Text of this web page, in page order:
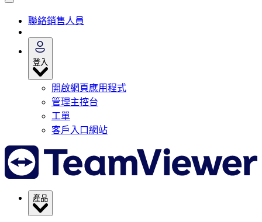
聯絡銷售人員
登入
開啟網頁應用程式
管理主控台
工單
客戶入口網站
產品